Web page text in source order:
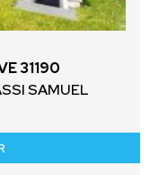
31190
SAMUEL